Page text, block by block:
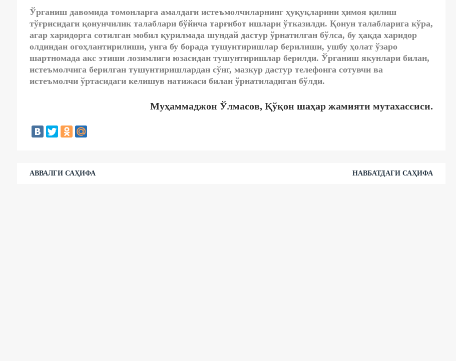
Ўрганиш давомида томонларга амалдаги истеъмолчиларнинг ҳуқуқларини ҳимоя қилиш
тўғрисидаги қонунчилик талаблари бўйича тарғибот ишлари ўтказилди. Қонун талабларига кўра,
агар харидорга сотилган мобил қурилмада шундай дастур ўрнатилган бўлса, бу ҳақда харидор
олдиндан огоҳлантирилиши, унга бу борада тушунтиришлар берилиши, ушбу ҳолат ўзаро
шартномада акс этиши лозимлиги юзасидан тушунтиришлар берилди. Ўрганиш якунлари билан,
истеъмолчига берилган тушунтиришлардан сўнг, мазкур дастур телефонга сотувчи ва
истеъмолчи ўртасидаги келишув натижаси билан ўрнатиладиган бўлди.
Муҳаммаджон Ўлмасов, Қўқон шаҳар жамияти мутахассиси.
АВВАЛГИ САҲИФА НАВБАТДАГИ САҲИФА